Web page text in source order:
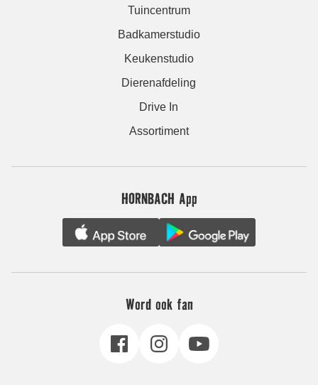
Tuincentrum
Badkamerstudio
Keukenstudio
Dierenafdeling
Drive In
Assortiment
HORNBACH App
Word ook fan